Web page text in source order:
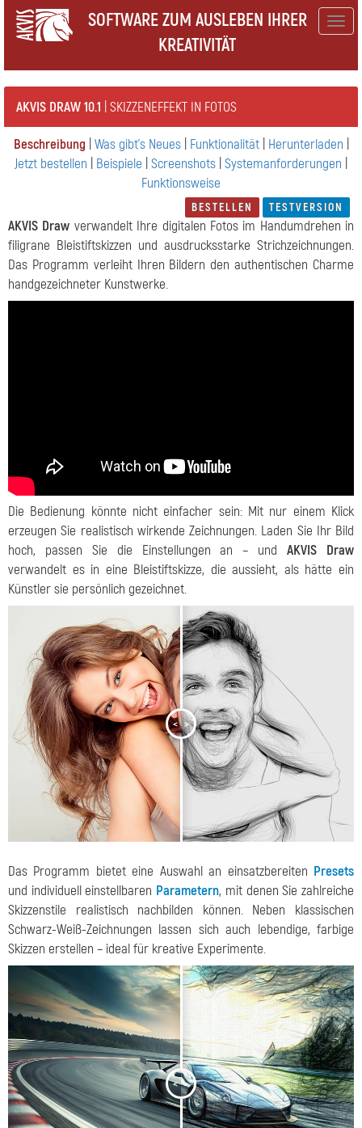
SOFTWARE ZUM AUSLEBEN IHRER
KREATIVITÄT
AKVIS DRAW 10.1 | SKIZZENEFFEKT IN FOTOS
Beschreibung Was gibt's Neues| Funktionalität| Herunterladen
Jetzt bestellen
Beispiele Screenshots Systemanforderungen
Funktionsweise
BESTELLEN TESTVERSION
AKVIS Draw verwandelt Ihre digitalen Fotos im Handumdrehen in
filigrane Bleistiftskizzen und ausdrucksstarke Strichzeichnungen.
Das Programm verleiht Ihren Bildern den authentischen Charme
handgezeichneter Kunstwerke.
Die Bedienung könnte nicht einfacher sein: Mit nur einem Klick
erzeugen Sie realistisch wirkende Zeichnungen. Laden Sie Ihr Bild
hoch, passen Sie die Einstellungen an – undAKVIS Draw
verwandelt es in eine Bleistiftskizze, die aussieht, als hätte ein
Künstler sie persönlich gezeichnet.
< >
Das Programm bietet eine Auswahl an einsatzbereiten Presets
und individuell einstellbaren Parametern, mit denen Sie zahlreiche
Skizzenstile realistisch nachbilden können. Neben klassischen
Schwarz-Weiß-Zeichnungen lassen sich auch lebendige, farbige
Skizzen erstellen – ideal für kreative Experimente.
< >